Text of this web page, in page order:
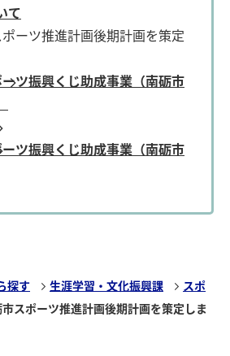
て
ーツ推進計画後期計画を策定
ツ振興くじ助成事業（南砺市
ツ振興くじ助成事業（南砺市
探す 生涯学習・文化振興課
スポ
スポーツ推進計画後期計画を策定しま